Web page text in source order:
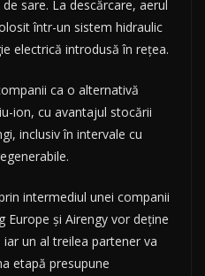
sare. La descărcare, aerul
într-un sistem hidraulic
electrică introdusă în rețea.
ca o alternativă
ion, cu avantajul stocării
inclusiv în intervale cu
intermediul unei companii
Europe şi Airengy vor deţine
un al treilea partener va
etapă presupune